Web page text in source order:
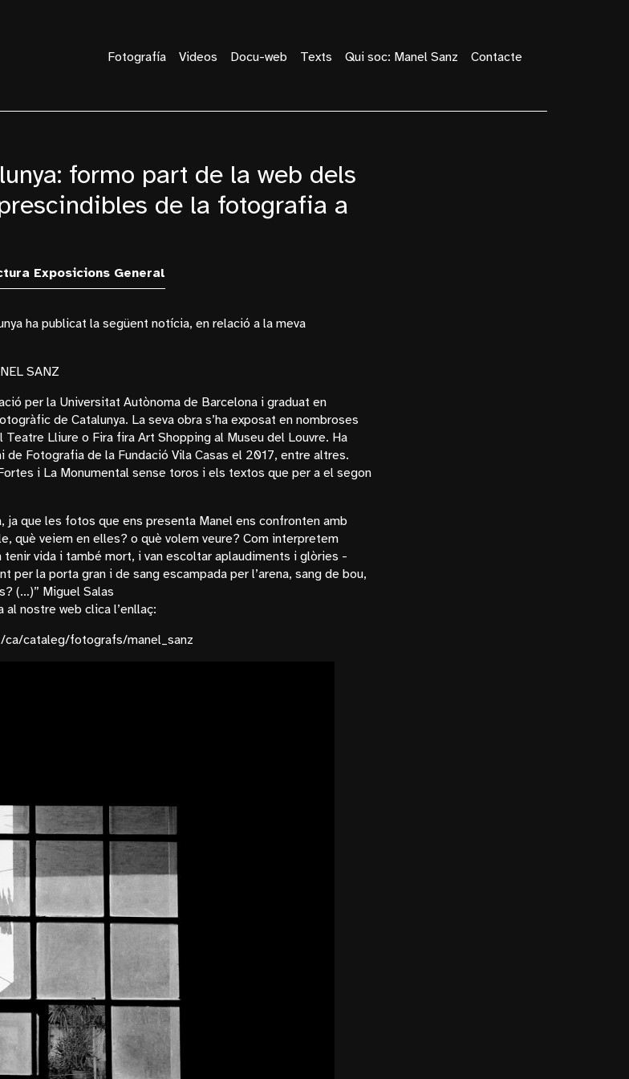
Fotografía Videos Docu-web Texts Qui soc: Manel Sanz Contacte
formo part de la web dels
de la fotografia a
Exposicions General
ha publicat la següent notícia, en relació a la meva
SANZ
per la Universitat Autònoma de Barcelona i graduat en
de Catalunya. La seva obra s’ha exposat en nombroses
Teatre Lliure o Fira fira Art Shopping al Museu del Louvre. Ha
de Fotografia de la Fundació Vila Casas el 2017, entre altres.
i La Monumental sense toros i els textos que per a el segon
ja que les fotos que ens presenta Manel ens confronten amb
què veiem en elles? o què volem veure? Com interpretem
vida i també mort, i van escoltar aplaudiments i glòries -
per la porta gran i de sang escampada per l’arena, sang de bou,
(…)” Miguel Salas
al nostre web clica l’enllaç:
cataleg/fotografs/manel_sanz